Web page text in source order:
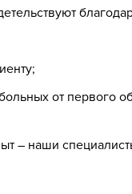
от первого
– наши